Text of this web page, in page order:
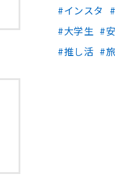
インスタ
大学生
推し活